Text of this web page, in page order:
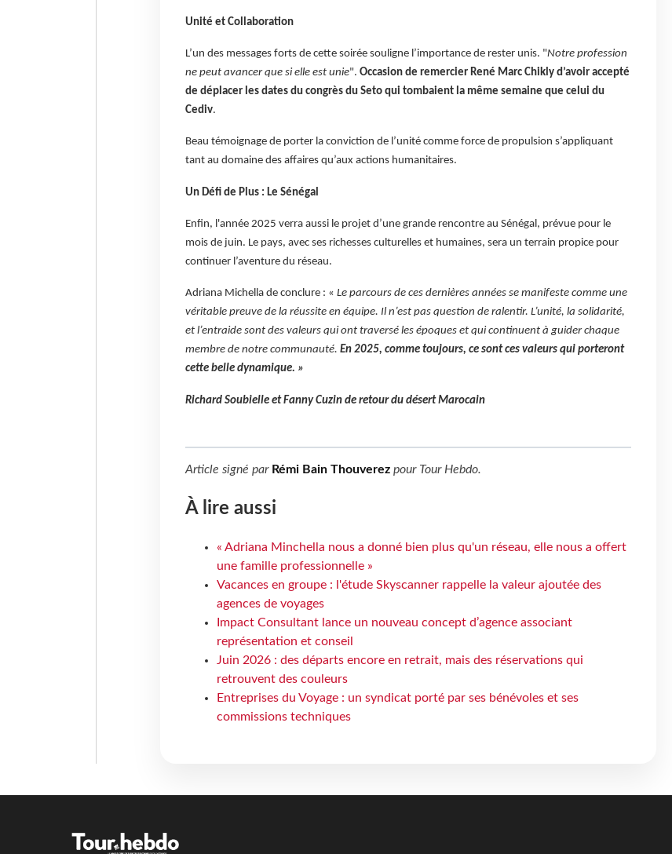
Unité et Collaboration
L’un des messages forts de cette soirée souligne l’importance de rester unis. "Notre profession
ne peut avancer que si elle est unie". Occasion de remercier René Marc Chikly d’avoir accepté
de déplacer les dates du congrès du Seto qui tombaient la même semaine que celui du
Cediv.
Beau témoignage de porter la conviction de l’unité comme force de propulsion s’appliquant
tant au domaine des affaires qu’aux actions humanitaires.
Un Défi de Plus : Le Sénégal
Enfin, l'année 2025 verra aussi le projet d’une grande rencontre au Sénégal, prévue pour le
mois de juin. Le pays, avec ses richesses culturelles et humaines, sera un terrain propice pour
continuer l’aventure du réseau.
Adriana Michella de conclure : « Le parcours de ces dernières années se manifeste comme une
véritable preuve de la réussite en équipe. Il n’est pas question de ralentir. L’unité, la solidarité,
et l’entraide sont des valeurs qui ont traversé les époques et qui continuent à guider chaque
membre de notre communauté. En 2025, comme toujours, ce sont ces valeurs qui porteront
cette belle dynamique. »
Richard Soubielle et Fanny Cuzin de retour du désert Marocain
Article signé par Rémi Bain Thouverezpour Tour Hebdo.
À lire aussi
« Adriana Minchella nous a donné bien plus qu'un réseau, elle nous a offert
une famille professionnelle »
Vacances en groupe : l'étude Skyscanner rappelle la valeur ajoutée des
agences de voyages
Impact Consultant lance un nouveau concept d’agence associant
représentation et conseil
Juin 2026 : des départs encore en retrait, mais des réservations qui
retrouvent des couleurs
Entreprises du Voyage : un syndicat porté par ses bénévoles et ses
commissions techniques